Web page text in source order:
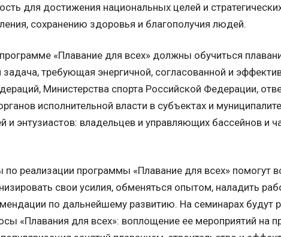
для достижения национальных целей и
сохранению здоровья и благополучия людей.
«Плавание для всех» должны обучиться
требующая энергичной, согласованной и
Министерства спорта Российской Федерации,
исполнительной власти в субъектах и
и энтузиастов: владельцев и управляющих бассейнов и
реализации программы «Плавание для всех» помогут
свои усилия, обменяться опытом, наладить
по дальнейшему развитию. На семинарах будут
«Плавания для всех»: воплощение ее мероприятий на